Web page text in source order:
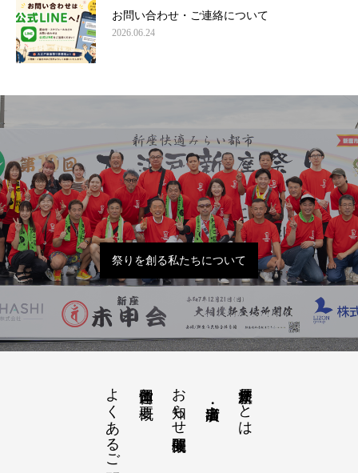
お問い合わせ・ご連絡について
2026.06.24
祭りを創る私たちについて
大江戸新座祭りとは
お知らせ開催概要
運営団体と概要
よくあるご質問